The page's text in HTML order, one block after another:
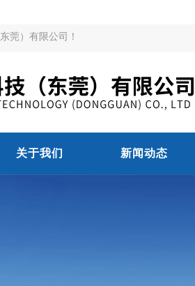
莞）有限公司！
关于我们 新闻动态